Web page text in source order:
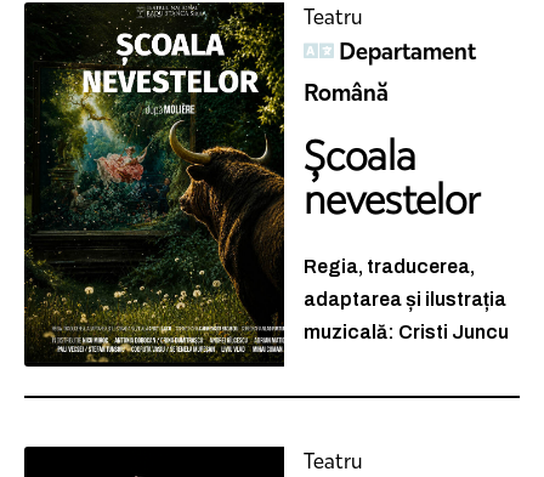
Teatru
Departament
Română
Școala
nevestelor
Regia, traducerea,
adaptarea și ilustrația
muzicală: Cristi Juncu
Teatru